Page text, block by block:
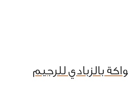
بالزبادي للرجيم